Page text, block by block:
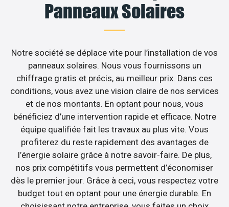
Panneaux Solaires
Notre société se déplace vite pour l’installation de vos
panneaux solaires. Nous vous fournissons un
chiffrage gratis et précis, au meilleur prix. Dans ces
conditions, vous avez une vision claire de nos services
et de nos montants. En optant pour nous, vous
bénéficiez d’une intervention rapide et efficace. Notre
équipe qualifiée fait les travaux au plus vite. Vous
profiterez du reste rapidement des avantages de
l’énergie solaire grâce à notre savoir-faire. De plus,
nos prix compétitifs vous permettent d’économiser
dès le premier jour. Grâce à ceci, vous respectez votre
budget tout en optant pour une énergie durable. En